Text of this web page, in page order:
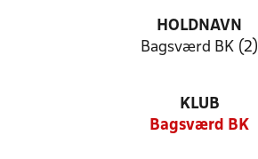
HOLDNAVN
Bagsværd BK (2)
KLUB
Bagsværd BK